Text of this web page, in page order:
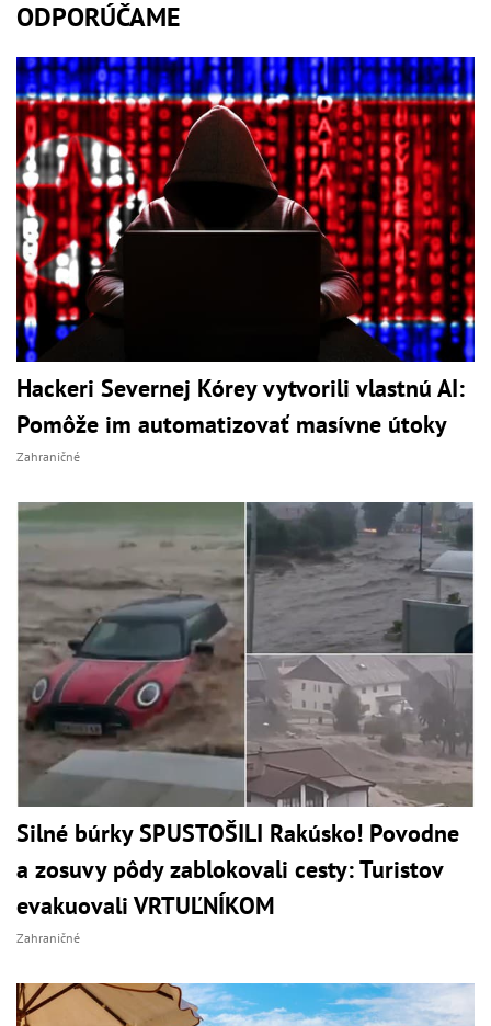
ODPORÚČAME
Hackeri Severnej Kórey vytvorili vlastnú AI:
Pomôže im automatizovať masívne útoky
Zahraničné
Silné búrky SPUSTOŠILI Rakúsko! Povodne
a zosuvy pôdy zablokovali cesty: Turistov
evakuovali VRTUĽNÍKOM
Zahraničné